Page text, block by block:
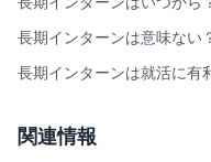
長期インターンは意味ない
長期インターンは就活に有
関連情報